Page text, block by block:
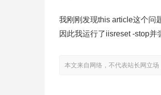
我刚刚发现this article这个问
因此我运行了iisreset -stop并
本文来自网络，不代表站长网立场